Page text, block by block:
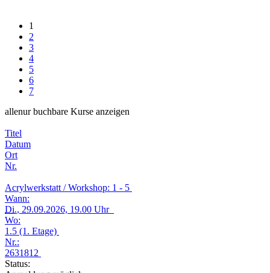
1
2
3
4
5
6
7
allenur buchbare Kurse anzeigen
Titel
Datum
Ort
Nr.
Acrylwerkstatt / Workshop: 1 - 5
Wann:
Di., 29.09.2026, 19.00 Uhr
Wo:
1.5 (1. Etage)
Nr.:
2631812
Status: